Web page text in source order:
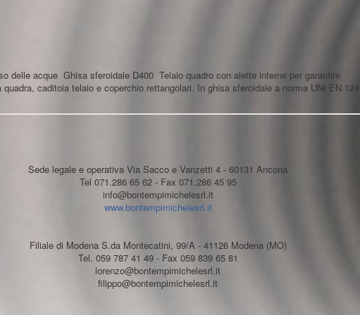
delle acque Ghisa sferoidale D400 Telaio quadro con alette interne per garantire
caditoia telaio e coperchio rettangolari. In ghisa sferoidale a norma UNI EN 124.
Sede legale e operativa Via Sacco e Vanzetti 4 - 60131 Ancona
Tel 071.286 65 62 - Fax 071.286 45 95
info@bontempimichelesrl.it
www.bontempimichelesrl.it
Filiale di Modena S.da Montecatini, 99/A - 41126 Modena (MO)
Tel. 059 787 41 49 - Fax 059 839 65 81
lorenzo@bontempimichelesrl.it
filippo@bontempimichelesrl.it